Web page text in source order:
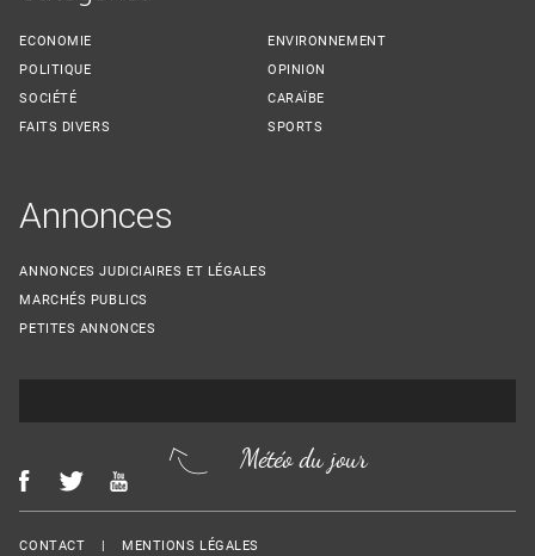
ECONOMIE
POLITIQUE
SOCIÉTÉ
FAITS DIVERS
ENVIRONNEMENT
OPINION
CARAÏBE
SPORTS
Annonces
ANNONCES JUDICIAIRES ET LÉGALES
MARCHÉS PUBLICS
PETITES ANNONCES
Météo du jour
Menu Footer
CONTACT MENTIONS LÉGALES